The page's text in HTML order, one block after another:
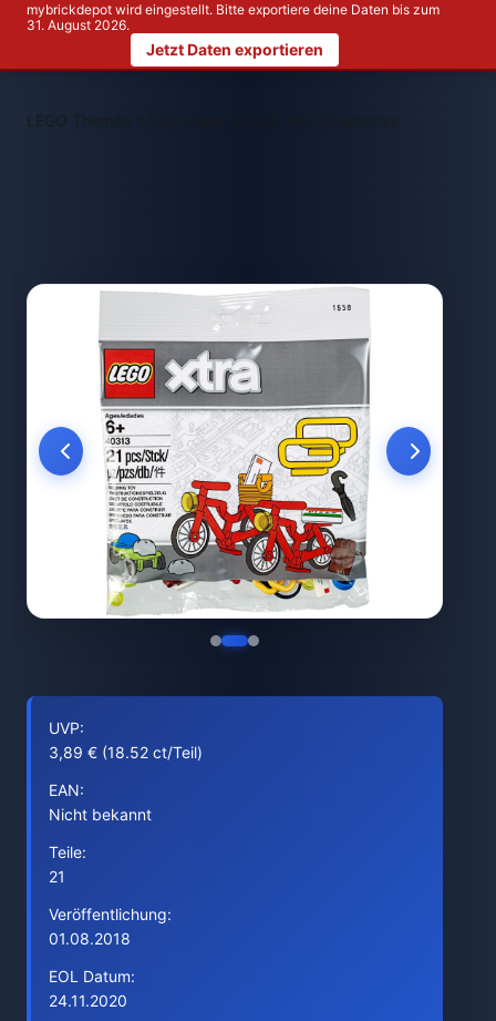
mybrickdepot wird eingestellt. Bitte exportiere deine Daten bis zum
31. August 2026.
Jetzt Daten exportieren
LEGO Themen > LEGO 40313 Bicycles
UVP:
3,89 € (18.52 ct/Teil)
EAN:
Nicht bekannt
Teile:
21
Veröffentlichung:
01.08.2018
EOL Datum:
24.11.2020